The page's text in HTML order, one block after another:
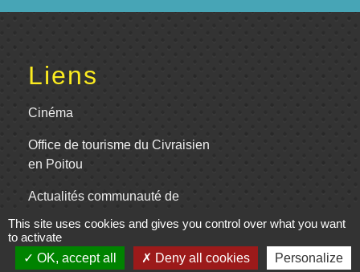
Liens
Cinéma
Office de tourisme du Civraisien
en Poitou
Actualités communauté de
Centre Culturel La Marchoise
This site uses cookies and gives you control over what you want
to activate
OK, accept all
Deny all cookies Personalize